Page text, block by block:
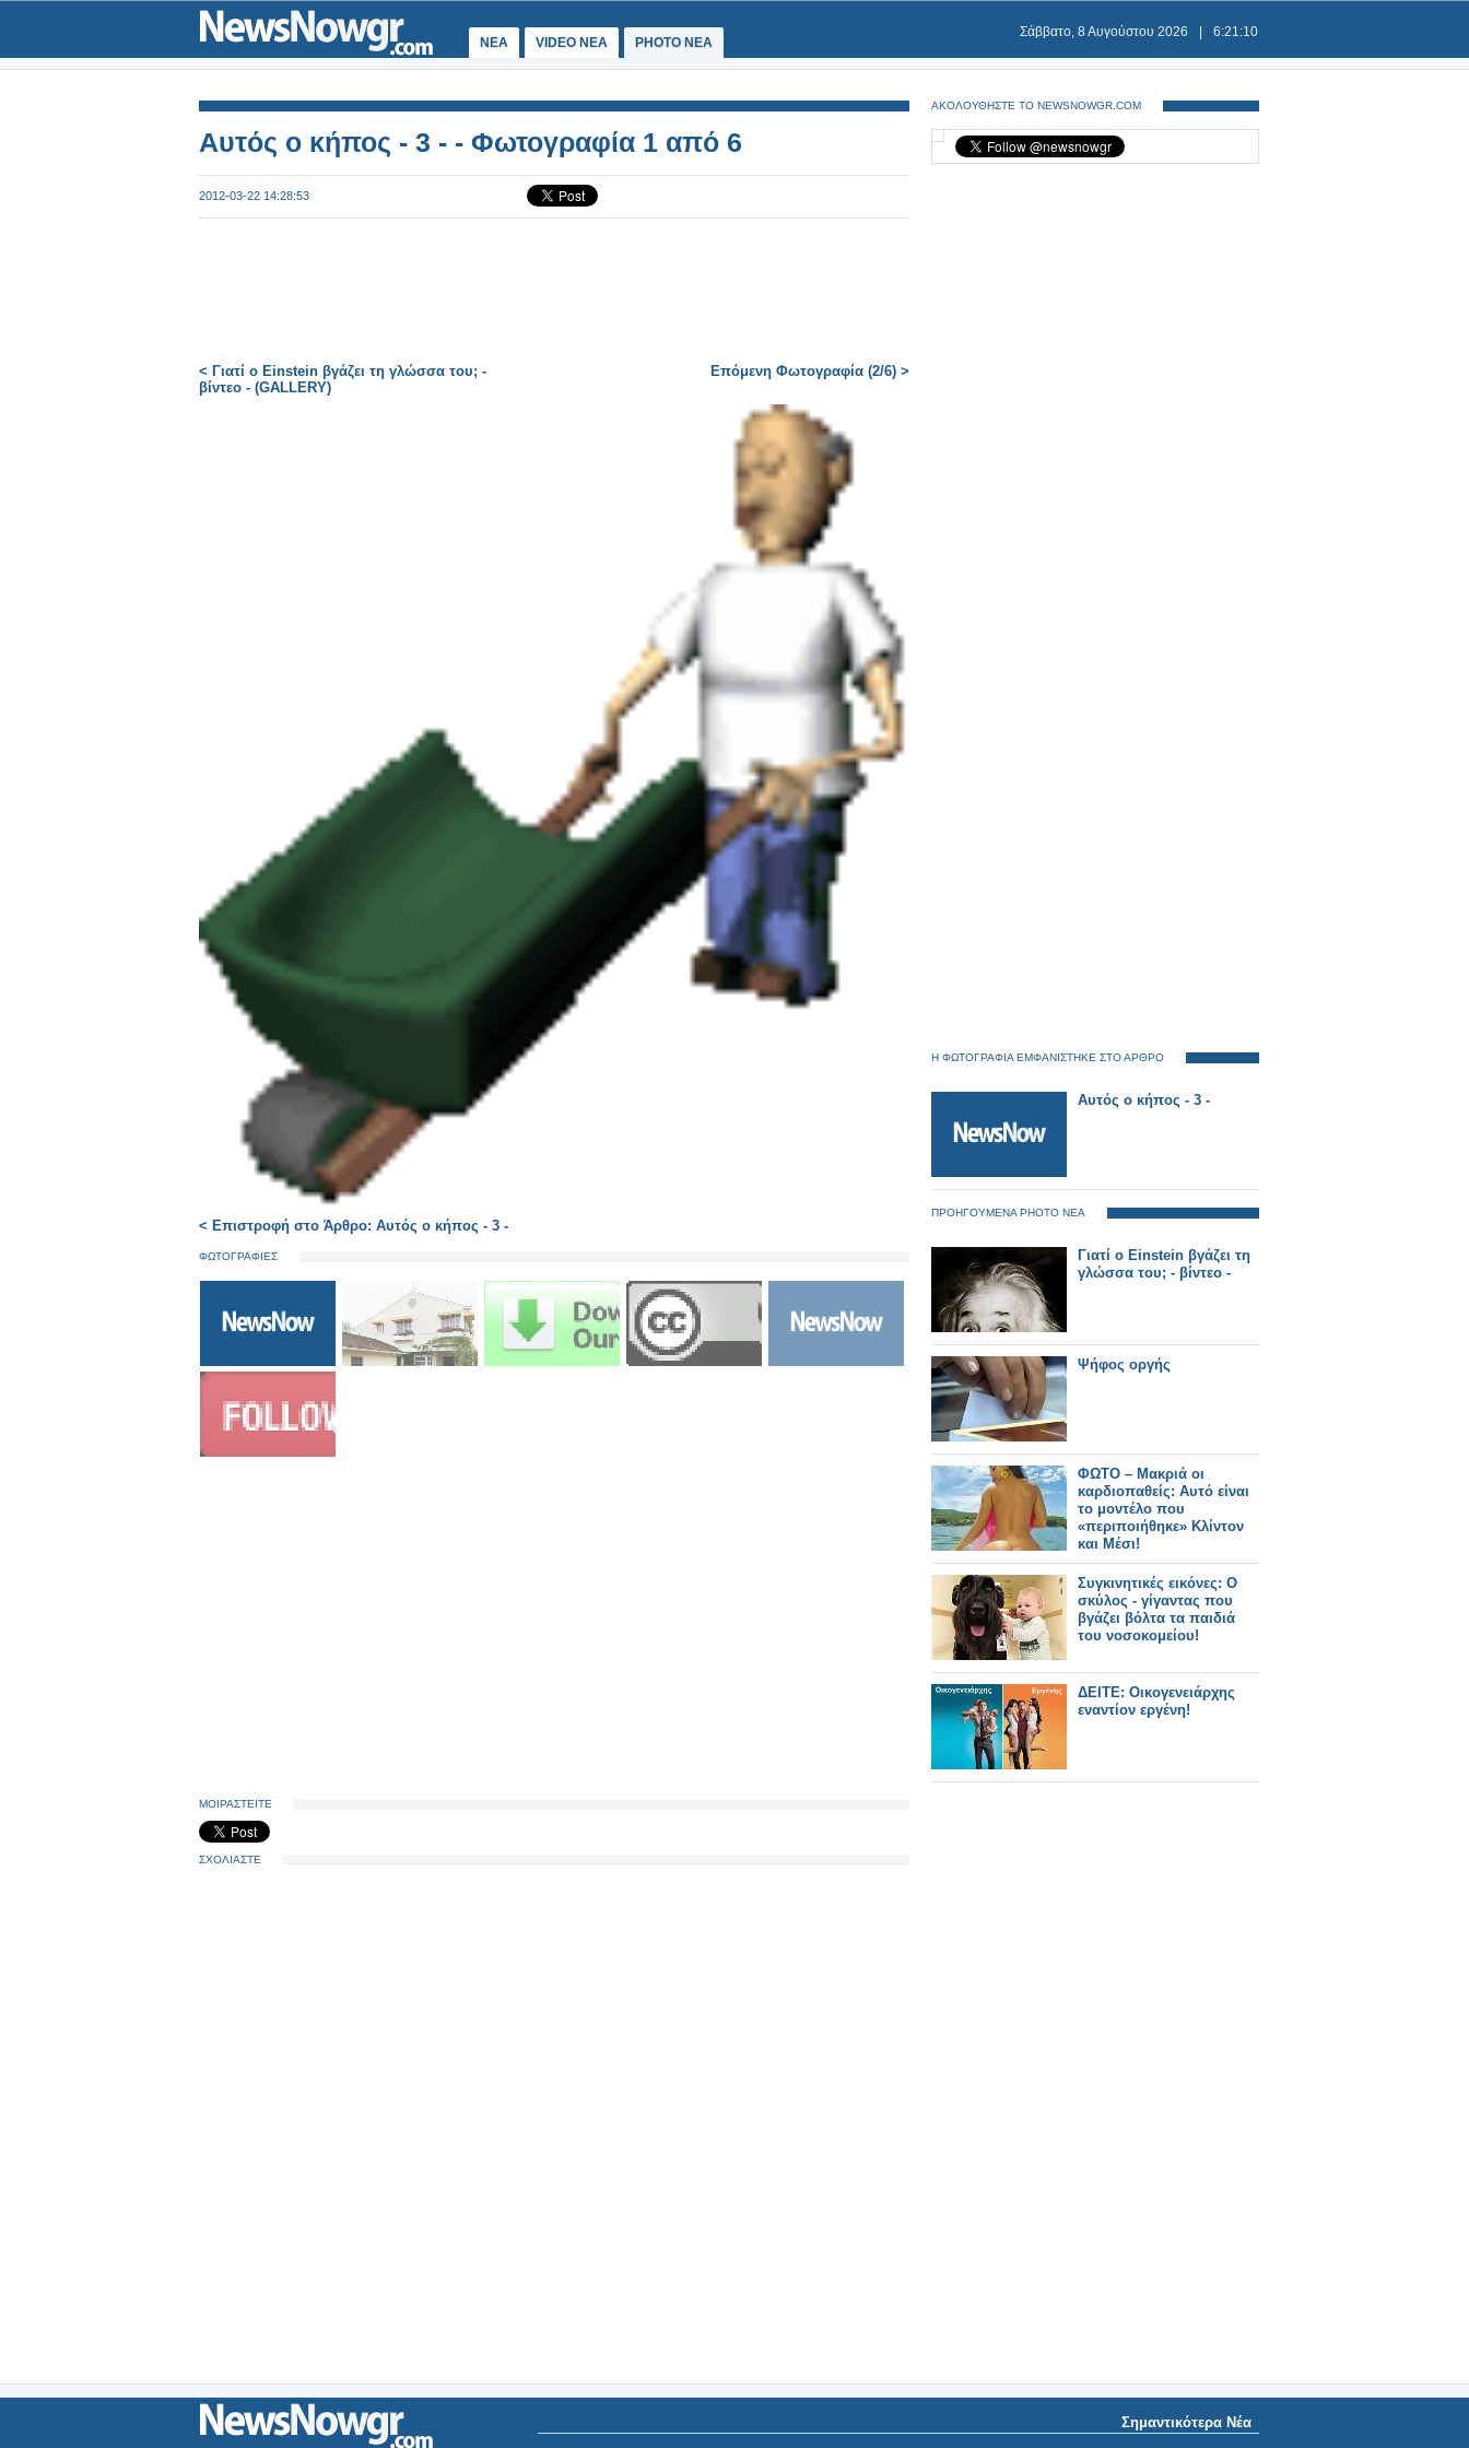
ΝΕΑ VIDEO NEA PHOTO NEA
Σάββατο, 8 Αυγούστου 2026 6:21:10
Αυτός ο κήπος - 3 - - Φωτογραφία 1 από 6
2012-03-22 14:28:53
< Γιατί ο Einstein βγάζει τη γλώσσα του; -
βίντεο - (GALLERY)
Επόμενη Φωτογραφία (2/6) >
< Επιστροφή στο Άρθρο: Αυτός ο κήπος - 3 -
ΦΩΤΟΓΡΑΦΙΕΣ
ΜΟΙΡΑΣΤΕΙΤΕ
ΣΧΟΛΙΑΣΤΕ
ΑΚΟΛΟΥΘΗΣΤΕ ΤΟ NEWSNOWGR.COM
Η ΦΩΤΟΓΡΑΦΙΑ ΕΜΦΑΝΙΣΤΗΚΕ ΣΤΟ ΑΡΘΡΟ
Αυτός ο κήπος - 3 -
ΠΡΟΗΓΟΥΜΕΝΑ PHOTO ΝΕΑ
Γιατί ο Einstein βγάζει τη
γλώσσα του; - βίντεο -
Ψήφος οργής
ΦΩΤΟ – Μακριά οι
καρδιοπαθείς: Αυτό είναι
το μοντέλο που
«περιποιήθηκε» Κλίντον
και Μέσι!
Συγκινητικές εικόνες: Ο
σκύλος - γίγαντας που
βγάζει βόλτα τα παιδιά
του νοσοκομείου!
ΔΕΙΤΕ: Οικογενειάρχης
εναντίον εργένη!
Σημαντικότερα Νέα